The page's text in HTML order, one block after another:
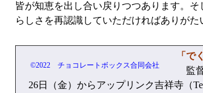
皆が知恵を出し合い戻りつつあります。
らしさを再認識していただければありがた
©2022 チョコレートボックス合同会社
「
監督
26日（金）からアップリンク吉祥寺（